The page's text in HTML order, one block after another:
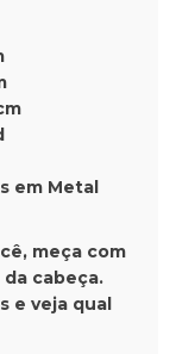
em Metal
meça com
cabeça.
e veja qual